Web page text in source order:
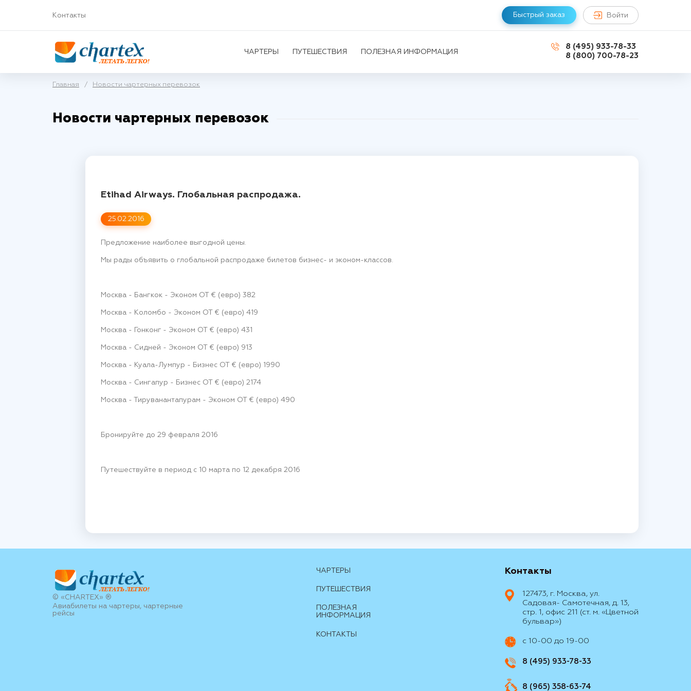
Контакты Быстрый заказ Войти
ЧАРТЕРЫ ПУТЕШЕСТВИЯ ПОЛЕЗНАЯ ИНФОРМАЦИЯ
8 (495) 933-78-33
8 (800) 700-78-23
Главная / Новости чартерных перевозок
Новости чартерных перевозок
25.02.2016
Etihad Airways. Глобальная распродажа.
Предложение наиболее выгодной цены.
Мы рады объявить о глобальной распродаже билетов бизнес- и эконом-классов.
Москва - Бангкок - Эконом ОТ € (евро) 382
Москва - Коломбо - Эконом ОТ € (евро) 419
Москва - Гонконг - Эконом ОТ € (евро) 431
Москва - Сидней - Эконом ОТ € (евро) 913
Москва - Куала-Лумпур - Бизнес ОТ € (евро) 1990
Москва - Сингапур - Бизнес ОТ € (евро) 2174
Москва - Тируванантапурам - Эконом ОТ € (евро) 490
Бронируйте до 29 февраля 2016
Путешествуйте в период с 10 марта по 12 декабря 2016
© «CHARTEX» ®
Авиабилеты на чартеры, чартерные
рейсы
ЧАРТЕРЫ
ПУТЕШЕСТВИЯ
ПОЛЕЗНАЯ
ИНФОРМАЦИЯ
КОНТАКТЫ
Контакты
127473, г. Москва, ул.
Садовая- Самотечная, д. 13,
стр. 1, офис 211 (ст. м. «Цветной
бульвар»)
с 10-00 до 19-00
8 (495) 933-78-33
8 (965) 358-63-74